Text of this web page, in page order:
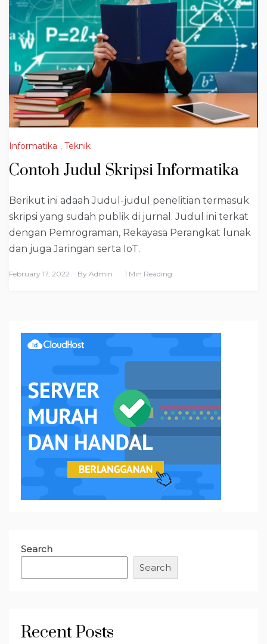
Informatika , Teknik
Contoh Judul Skripsi Informatika
Berikut ini adaah Judul-judul penelitian termasuk
skripsi yang sudah publik di jurnal. Judul ini terkat
dengan Pemrograman, Rekayasa Perangkat lunak
dan juga Jaringan serta IoT.
February 17, 2022 By Admin 1 Min Reading
Search
Search
Recent Posts